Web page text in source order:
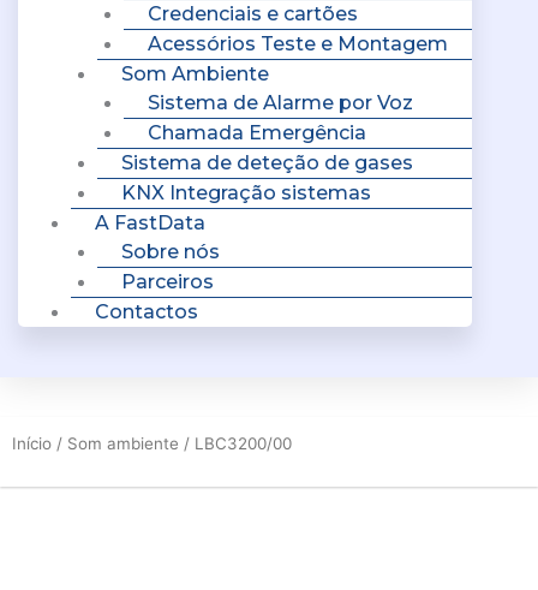
Credenciais e cartões
Acessórios Teste e Montagem
Som Ambiente
Sistema de Alarme por Voz
Chamada Emergência
Sistema de deteção de gases
KNX Integração sistemas
A FastData
Sobre nós
Parceiros
Contactos
Início / Som ambiente / LBC3200/00